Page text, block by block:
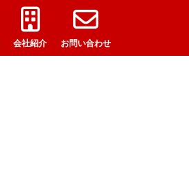
会社紹介 お問い合わせ